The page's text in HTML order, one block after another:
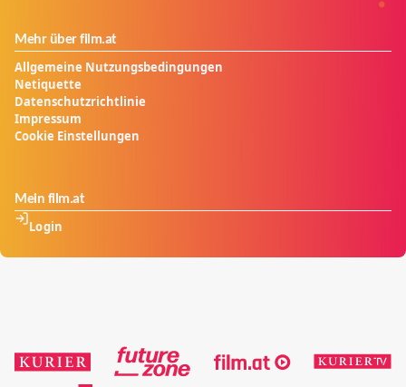
Mehr über film.at
Allgemeine Nutzungsbedingungen
Netiquette
Datenschutzrichtlinie
Impressum
Cookie Einstellungen
Mein film.at
Login